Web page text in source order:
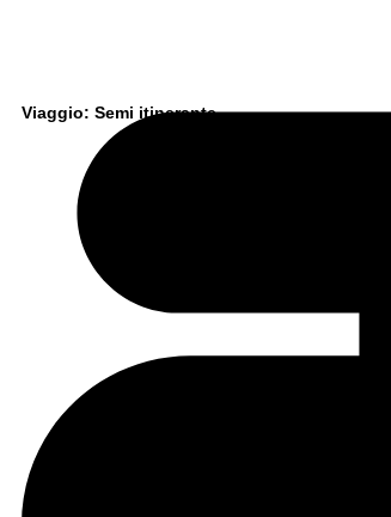
Viaggio: Semi itinerante